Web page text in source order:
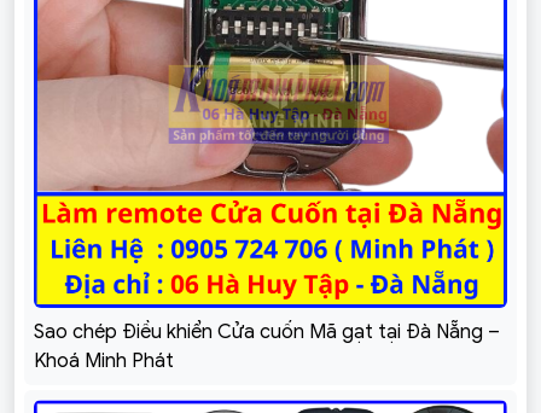
Sao chép Điều khiển Cửa cuốn Mã gạt tại Đà Nẵng –
Khoá Minh Phát